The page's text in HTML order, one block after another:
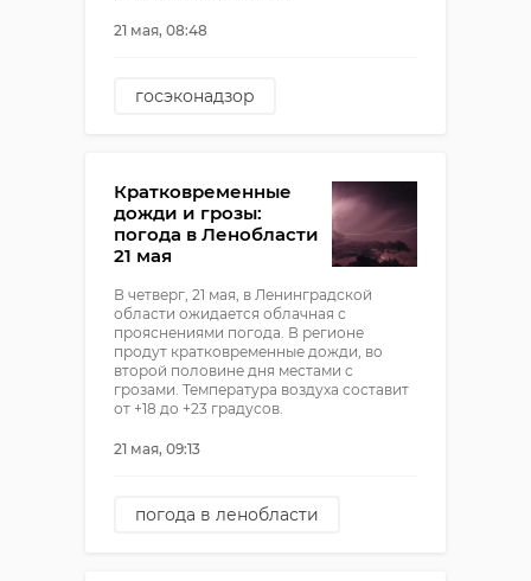
21 мая, 08:48
госэконадзор
Кратковременные
дожди и грозы:
погода в Ленобласти
21 мая
В четверг, 21 мая, в Ленинградской
области ожидается облачная с
прояснениями погода. В регионе
продут кратковременные дожди, во
второй половине дня местами с
грозами. Температура воздуха составит
от +18 до +23 градусов.
21 мая, 09:13
погода в ленобласти